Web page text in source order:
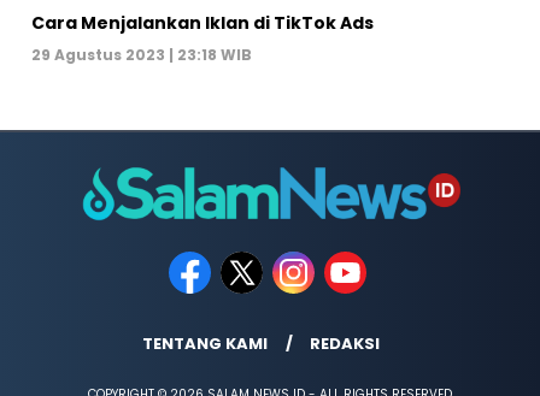
Cara Menjalankan Iklan di TikTok Ads
29 Agustus 2023 | 23:18 WIB
TENTANG KAMI REDAKSI